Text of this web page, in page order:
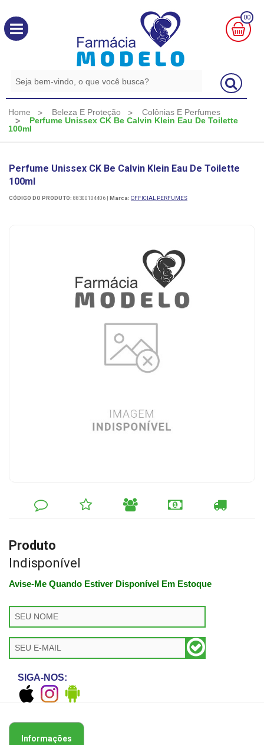
00
0,00
Home Beleza E Proteção
Colônias E Perfumes
Perfume Unissex CK Be Calvin Klein Eau De Toilette
100ml
Perfume Unissex CK Be Calvin Klein Eau De Toilette
100ml
CÓDIGO DO PRODUTO: 88300104406 | Marca: OFFICIAL PERFUMES
DEIXE
COMENTÁRIO
MINHA
LISTA
INDIQUE
FORMAS
CALCULAR
FRETE
Produto
Indisponível
Avise-Me Quando Estiver Disponível Em Estoque
SIGA-NOS:
Informações